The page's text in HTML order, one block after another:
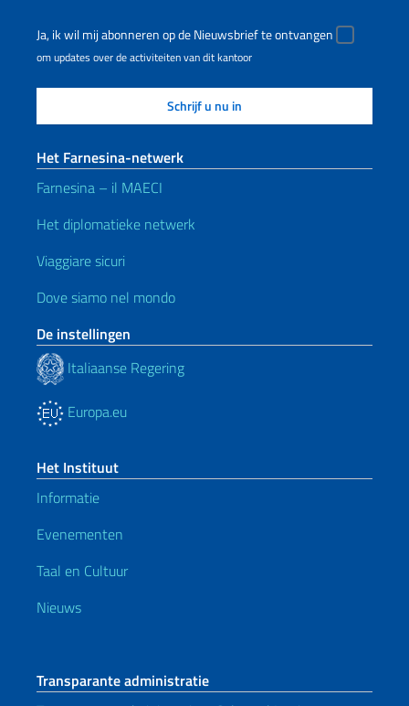
Ja, ik wil mij abonneren op de Nieuwsbrief te ontvangen
om updates over de activiteiten van dit kantoor
Het Farnesina-netwerk
Farnesina – il MAECI
Het diplomatieke netwerk
Viaggiare sicuri
Dove siamo nel mondo
De instellingen
Italiaanse Regering
Europa.eu
Het Instituut
Informatie
Evenementen
Taal en Cultuur
Nieuws
Transparante administratie